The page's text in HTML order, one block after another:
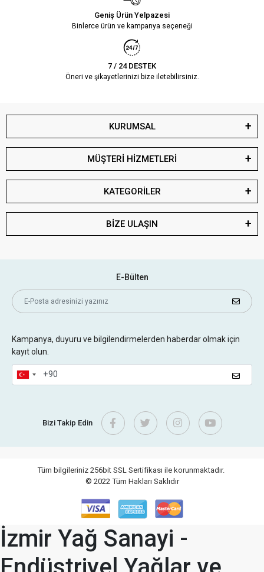
Geniş Ürün Yelpazesi
Binlerce ürün ve kampanya seçeneği
7 / 24 DESTEK
Öneri ve şikayetlerinizi bize iletebilirsiniz.
KURUMSAL
MÜŞTERİ HİZMETLERİ
KATEGORİLER
BİZE ULAŞIN
E-Bülten
Kampanya, duyuru ve bilgilendirmelerden haberdar olmak için
kayıt olun.
Bizi Takip Edin
Tüm bilgileriniz 256bit SSL Sertifikası ile korunmaktadır.
© 2022 Tüm Hakları Saklıdır
İzmir Yağ Sanayi -